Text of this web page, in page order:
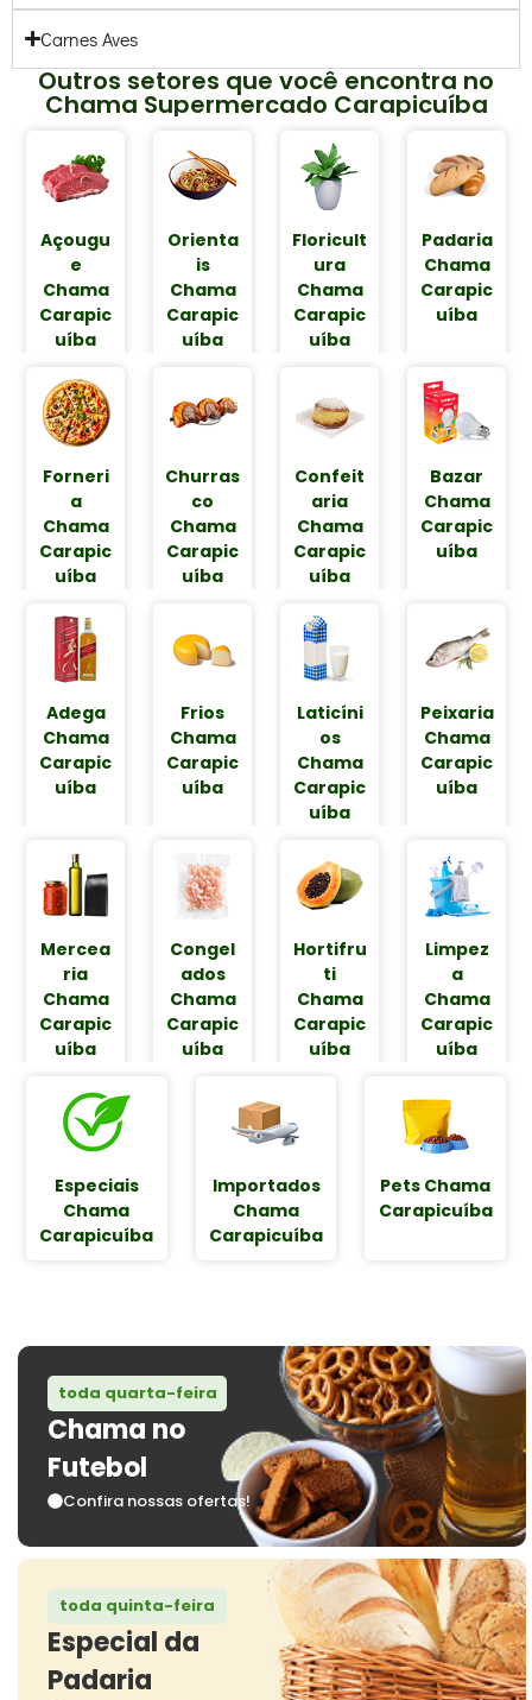
Carnes Aves
Outros setores que você encontra no
Chama Supermercado Carapicuíba
Açougu
e
Chama
Carapic
uíba
Orienta
is
Chama
Carapic
uíba
Floricult
ura
Chama
Carapic
uíba
Padaria
Chama
Carapic
uíba
Forneri
a
Chama
Carapic
uíba
Churras
co
Chama​
Carapic
uíba
Confeit
aria
Chama
Carapic
uíba
Bazar
Chama
Carapic
uíba
Adega
Chama
Carapic
uíba
Frios
Chama
Carapic
uíba
Laticíni
os
Chama
Carapic
uíba
Peixaria
Chama
Carapic
uíba
Mercea
ria
Chama
Carapic
uíba
Congel
ados
Chama​
Carapic
uíba
Hortifru
ti
Chama
Carapic
uíba
Limpez
a
Chama
Carapic
uíba
Especiais
Chama
Carapicuíba
Importados
Chama
Carapicuíba
Pets Chama
Carapicuíba
toda quarta-feira
Chama no
Futebol
Confira nossas ofertas!
toda quinta-feira
Especial da
Padaria